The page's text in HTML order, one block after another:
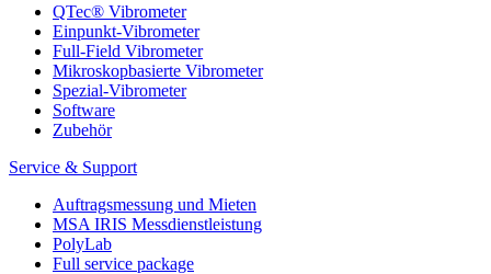
QTec® Vibrometer
Einpunkt-Vibrometer
Full-Field Vibrometer
Mikroskopbasierte Vibrometer
Spezial-Vibrometer
Software
Zubehör
Service & Support
Auftragsmessung und Mieten
MSA IRIS Messdienstleistung
PolyLab
Full service package